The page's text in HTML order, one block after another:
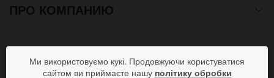
ПРО КОМПАНИЮ
СПОСОБЫ ОПЛАТЫ
Ми використовуємо кукі. Продовжуючи користуватися
сайтом ви приймаєте нашу політику обробки